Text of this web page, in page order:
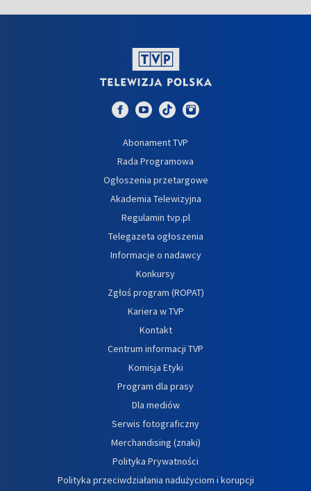
Abonament TVP
Rada Programowa
Ogłoszenia przetargowe
Akademia Telewizyjna
Regulamin tvp.pl
Telegazeta ogłoszenia
Informacje o nadawcy
Konkursy
Zgłoś program (ROPAT)
Kariera w TVP
Kontakt
Centrum informacji TVP
Komisja Etyki
Program dla prasy
Dla mediów
Serwis fotograficzny
Merchandising (znaki)
Polityka Prywatności
Polityka przeciwdziałania nadużyciom i korupcji